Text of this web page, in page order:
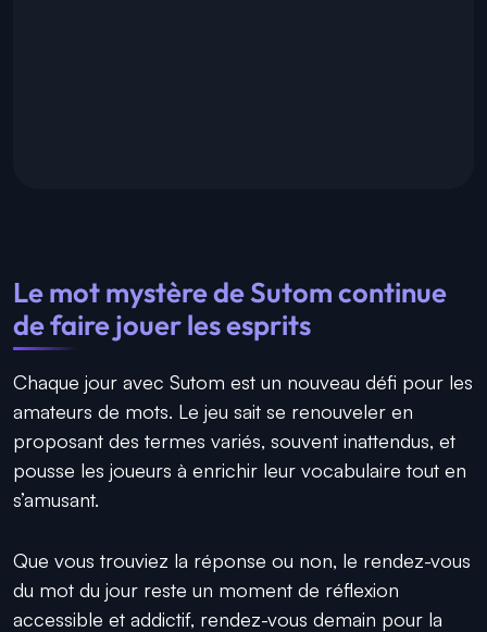
Le mot mystère de Sutom continue
de faire jouer les esprits
Chaque jour avec Sutom est un nouveau défi pour les
amateurs de mots. Le jeu sait se renouveler en
proposant des termes variés, souvent inattendus, et
pousse les joueurs à enrichir leur vocabulaire tout en
s’amusant.
Que vous trouviez la réponse ou non, le rendez-vous
du mot du jour reste un moment de réflexion
accessible et addictif, rendez-vous demain pour la